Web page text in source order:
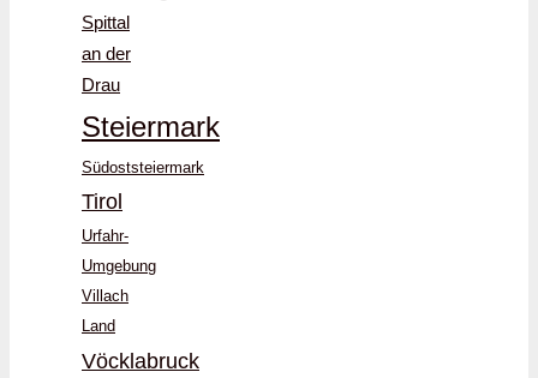
Spittal
an der
Drau
Steiermark
Südoststeiermark
Tirol
Urfahr-
Umgebung
Villach
Land
Vöcklabruck